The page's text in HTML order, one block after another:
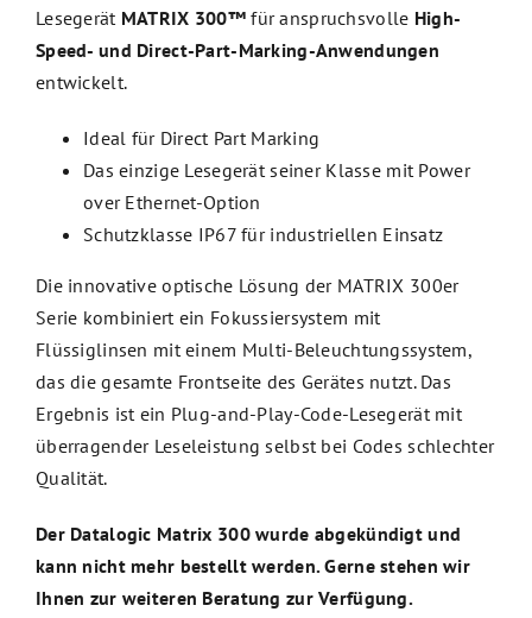
Lesegerät MATRIX 300™für anspruchsvolle High-
Speed- und Direct-Part-Marking-Anwendungen
entwickelt.
Ideal für Direct Part Marking
Das einzige Lesegerät seiner Klasse mit Power
over Ethernet-Option
Schutzklasse IP67 für industriellen Einsatz
Die innovative optische Lösung der MATRIX 300er
Serie kombiniert ein Fokussiersystem mit
Flüssiglinsen mit einem Multi-Beleuchtungssystem,
das die gesamte Frontseite des Gerätes nutzt. Das
Ergebnis ist ein Plug-and-Play-Code-Lesegerät mit
überragender Leseleistung selbst bei Codes schlechter
Qualität.
Der Datalogic Matrix 300 wurde abgekündigt und
kann nicht mehr bestellt werden. Gerne stehen wir
Ihnen zur weiteren Beratung zur Verfügung.